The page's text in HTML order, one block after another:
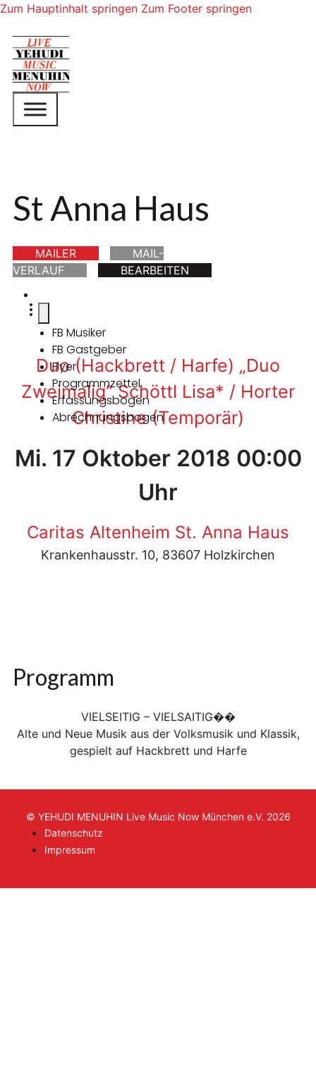
Zum Hauptinhalt springen Zum Footer springen
St Anna Haus
MAILER
MAIL-
VERLAUF
BEARBEITEN
FB Musiker
FB Gastgeber
Flyer
Programmzettel
Erfassungsbogen
Abrechnungsbogen
Duo (Hackbrett / Harfe) „Duo
Zweimalig“ Schöttl Lisa* / Horter
Christine (Temporär)
Mi. 17 Oktober 2018 00:00
Uhr
Caritas Altenheim St. Anna Haus
Krankenhausstr. 10, 83607 Holzkirchen
Programm
VIELSEITIG – VIELSAITIG��
Alte und Neue Musik aus der Volksmusik und Klassik,
gespielt auf Hackbrett und Harfe
© YEHUDI MENUHIN Live Music Now München e.V. 2026
Datenschutz
Impressum